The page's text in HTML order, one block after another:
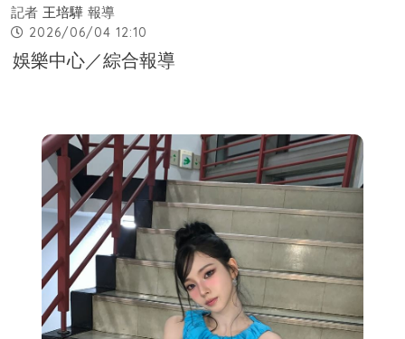
記者 王培驊 報導
2026/06/04 12:10
娛樂中心／綜合報導